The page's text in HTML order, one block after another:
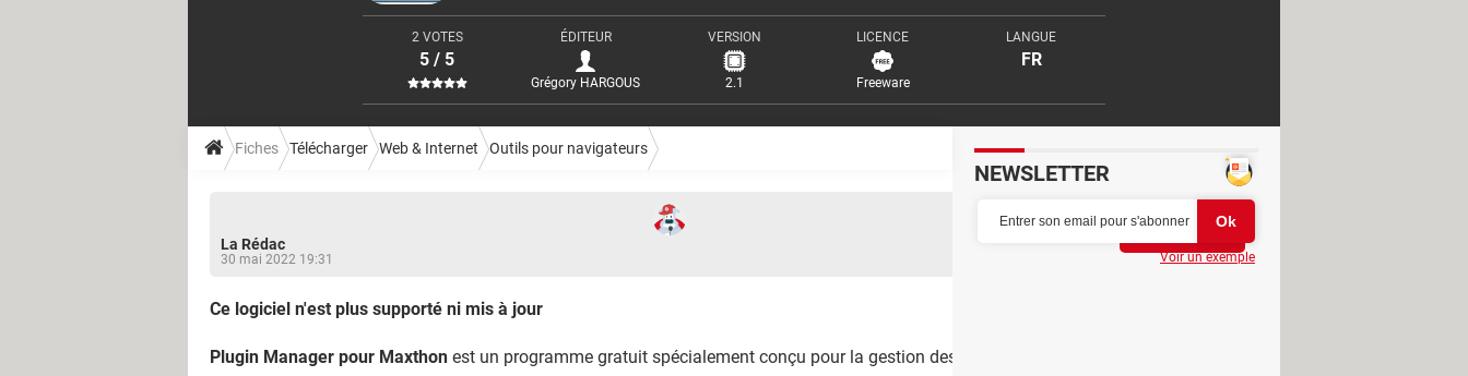
2 VOTES
5 / 5
ÉDITEUR
Grégory HARGOUS
VERSION
2.1
LICENCE
Freeware
LANGUE
FR
Fiches Télécharger Web & Internet Outils pour navigateurs
La Rédac
30 mai 2022 19:31
Ce logiciel n'est plus supporté ni mis à jour
Plugin Manager pour Maxthon est un programme gratuit spécialement conçu pour la gestion des plug-ins du navigateur Maxthon. Il est
NEWSLETTER
Voir un exemple